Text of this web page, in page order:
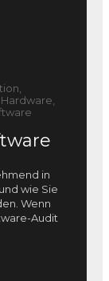
in
wie Sie
Wenn
Audit